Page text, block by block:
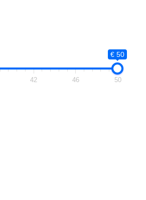
€ 50
42 46 50